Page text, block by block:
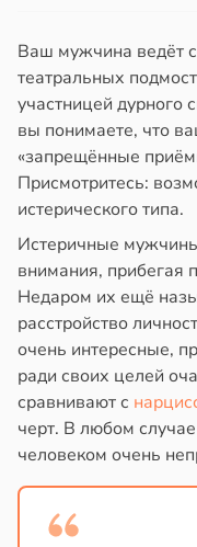
в19:27
в17:21
Ваш мужчина ведёт
театральных
участницей дурного
вы понимаете, что
«запрещённые
Присмотритесь:
истерического типа.
Истеричные
внимания, прибегая
Недаром их ещё
расстройство
очень интересные,
ради своих целей
сравнивают с
черт. В любом
человеком очень